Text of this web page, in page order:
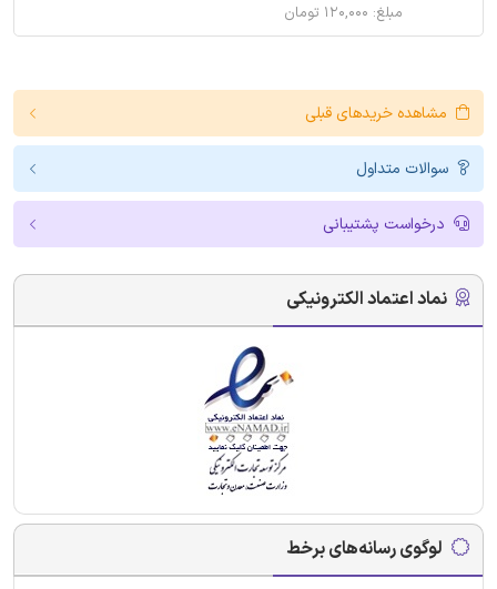
مبلغ: ۱۲۰,۰۰۰ تومان
مشاهده خریدهای قبلی
سوالات متداول
درخواست پشتیبانی
نماد اعتماد الکترونیکی
لوگوی رسانه‌های برخط